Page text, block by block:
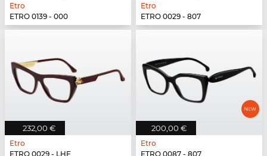
Etro
ETRO 0139 - 000
Etro
ETRO 0029 - 807
232,00 €
Etro
ETRO 0029 - LHF
200,00 €
Etro
ETRO 0087 - 807